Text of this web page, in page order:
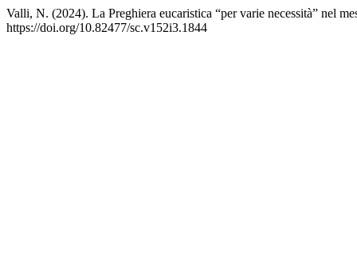
Valli, N. (2024). La Preghiera eucaristica “per varie necessità” nel
https://doi.org/10.82477/sc.v152i3.1844